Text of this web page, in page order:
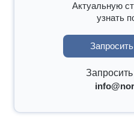
Актуальную
узнать
Запросить